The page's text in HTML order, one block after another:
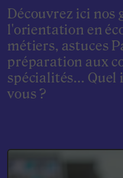
Découvrez ici nos
l'orientation en
métiers, astuces
préparation aux
spécialités… Quel
vous ?